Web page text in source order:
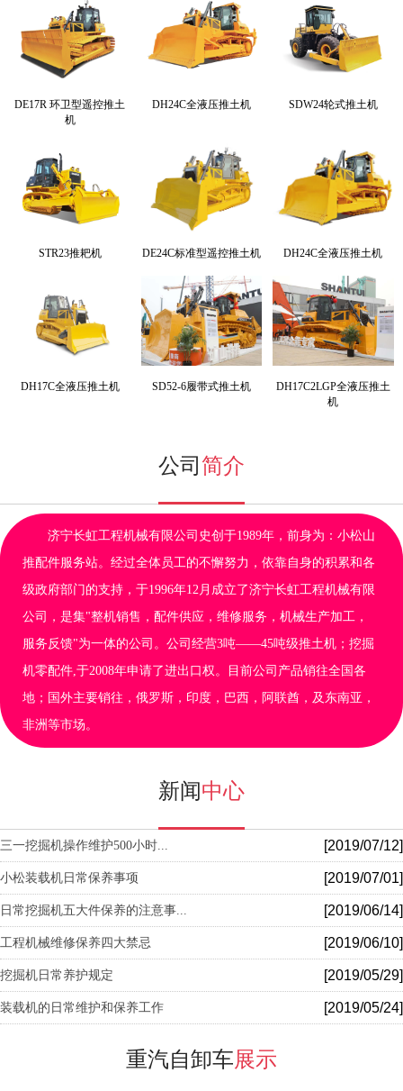
DE17R 环卫型遥控推土
机
DH24C全液压推土机 SDW24轮式推土机
STR23推耙机 DE24C标准型遥控推土机 DH24C全液压推土机
DH17C全液压推土机 SD52-6履带式推土机
DH17C2LGP全液压推土
机
公司 简介
济宁长虹工程机械有限公司史创于1989年，前身为：小松山
推配件服务站。经过全体员工的不懈努力，依靠自身的积累和各
级政府部门的支持，于1996年12月成立了济宁长虹工程机械有限
公司，是集"整机销售，配件供应，维修服务，机械生产加工，
服务反馈"为一体的公司。公司经营3吨——45吨级推土机；挖掘
机零配件,于2008年申请了进出口权。目前公司产品销往全国各
地；国外主要销往，俄罗斯，印度，巴西，阿联酋，及东南亚，
非洲等市场。
新闻中心
三一挖掘机操作维护500小时... [2019/07/12]
小松装载机日常保养事项 [2019/07/01]
日常挖掘机五大件保养的注意事... [2019/06/14]
工程机械维修保养四大禁忌 [2019/06/10]
挖掘机日常养护规定 [2019/05/29]
装载机的日常维护和保养工作 [2019/05/24]
重汽自卸车展示